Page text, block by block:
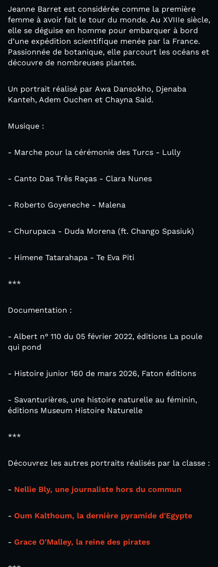
Jeanne Barret est considérée comme la première
femme à avoir fait le tour du monde. Au XVIIIe siècle,
elle se déguise en homme pour embarquer à bord
d’une expédition scientifique menée par la France.
Passionnée de botanique, elle parcourt les océans et
découvre de nombreuses plantes.
Un portrait réalisé par Awa Dansokho, Djenaba
Kanteh, Adem Ouchen et Chayna Said.
Musique :
- Marche pour la cérémonie des Turcs - Lully
- Canto Das Três Raças - Clara Nunes
- Roberto Goyeneche - Malena
- Churupaca - Duda Morena (ft. Chango Spasiuk)
- Himene Tatarahapa - Te Eva Piti
***
Documentation :
- Albert n° 110 du 05 février 2022, éditions La poule
qui pond
- Histoire junior 160 de mars 2026, Faton éditions
- Savanturières, une histoire naturelle au féminin,
éditions Museum Histoire Naturelle
***
Découvrez les autres portraits réalisés par la classe :
- Nellie Bly, une journaliste hors du commun
- Oum Kalthoum, la dernière pyramide d'Egypte
- Grace O'Malley, la reine des pirates